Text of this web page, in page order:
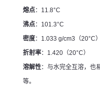
熔点：11.8°C
沸点：101.3°C
密度：1.033 g/cm3（20°C）
折射率：1.420（20°C）
溶解性：与水完全互溶，也
等。